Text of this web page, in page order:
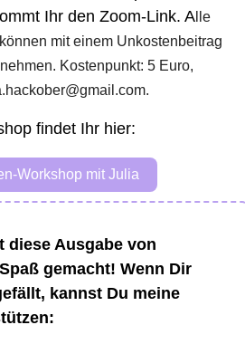
Ihr den Zoom-Link. A lle
mit einem Unkostenbeitrag
Kostenpunkt: 5 Euro,
.
findet Ihr hier:
Workshop mit Julia
diese Ausgabe von
gemacht! Wenn Dir
kannst Du meine